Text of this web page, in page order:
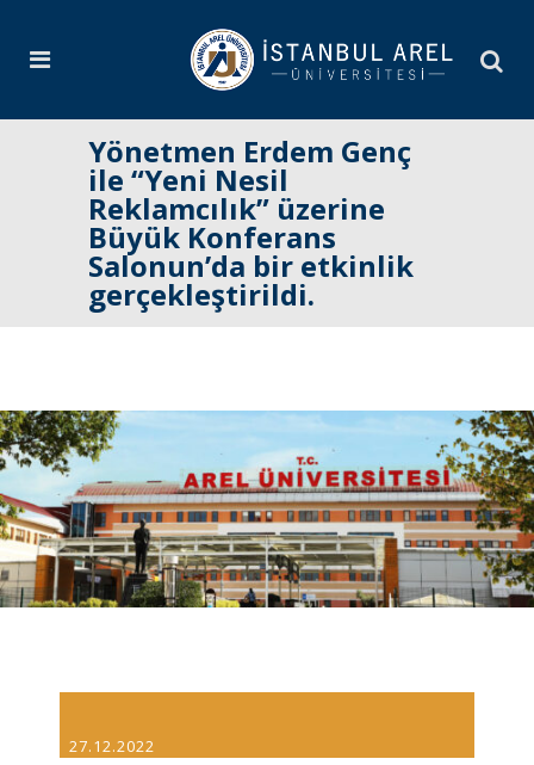
Yönetmen Erdem Genç
ile “Yeni Nesil
Reklamcılık” üzerine
Büyük Konferans
Salonun’da bir etkinlik
gerçekleştirildi.
27.12.2022